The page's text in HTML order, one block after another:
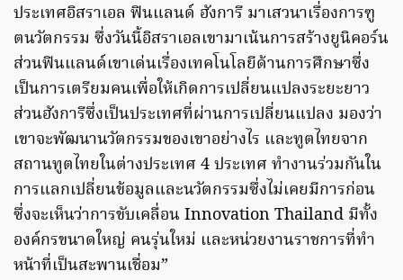
ประเทศอิสราเอล ฟินแลนด์ ฮังการี มาเสวนาเรื่องการฑู
ตนวัตกรรม ซึ่งวันนี้อิสราเอลเขามาเน้นการสร้างยูนิคอร์น
ส่วนฟินแลนด์เขาเด่นเรื่องเทคโนโลยีด้านการศึกษาซึ่ง
เป็นการเตรียมคนเพื่อให้เกิดการเปลี่ยนแปลงระยะยาว
ส่วนฮังการีซึ่งเป็นประเทศที่ผ่านการเปลี่ยนแปลง มองว่า
เขาจะพัฒนานวัตกรรมของเขาอย่างไร และทูตไทยจาก
สถานทูตไทยในต่างประเทศ 4 ประเทศ ทำงานร่วมกันใน
การแลกเปลี่ยนข้อมูลและนวัตกรรมซึ่งไม่เคยมีการก่อน
ซึ่งจะเห็นว่าการขับเคลื่อน Innovation Thailand มีทั้ง
องค์กรขนาดใหญ่ คนรุ่นใหม่ และหน่วยงานราชการที่ทำ
หน้าที่เป็นสะพานเชื่อม”